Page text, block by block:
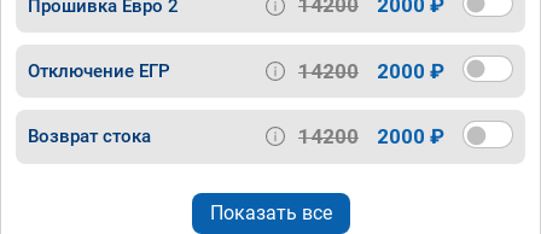
Прошивка Евро 2 14200 2000 ₽
Отключение ЕГР 14200 2000 ₽
Возврат стока 14200 2000 ₽
Показать все